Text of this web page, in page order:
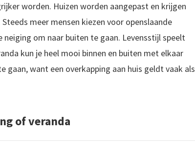
worden. Huizen worden aangepast en krijgen
meer mensen kiezen voor openslaande
om naar buiten te gaan. Levensstijl speelt
kun je heel mooi binnen en buiten met elkaar
want een overkapping aan huis geldt vaak als
of veranda